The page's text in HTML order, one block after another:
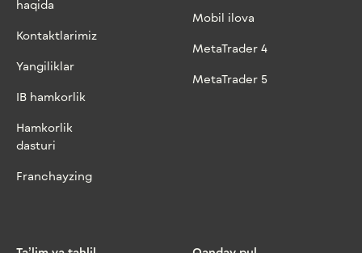
haqida
Kontaktlarimiz
Yangiliklar
IB hamkorlik
Hamkorlik
dasturi
Franchayzing
Mobil ilova
MetaTrader 4
MetaTrader 5